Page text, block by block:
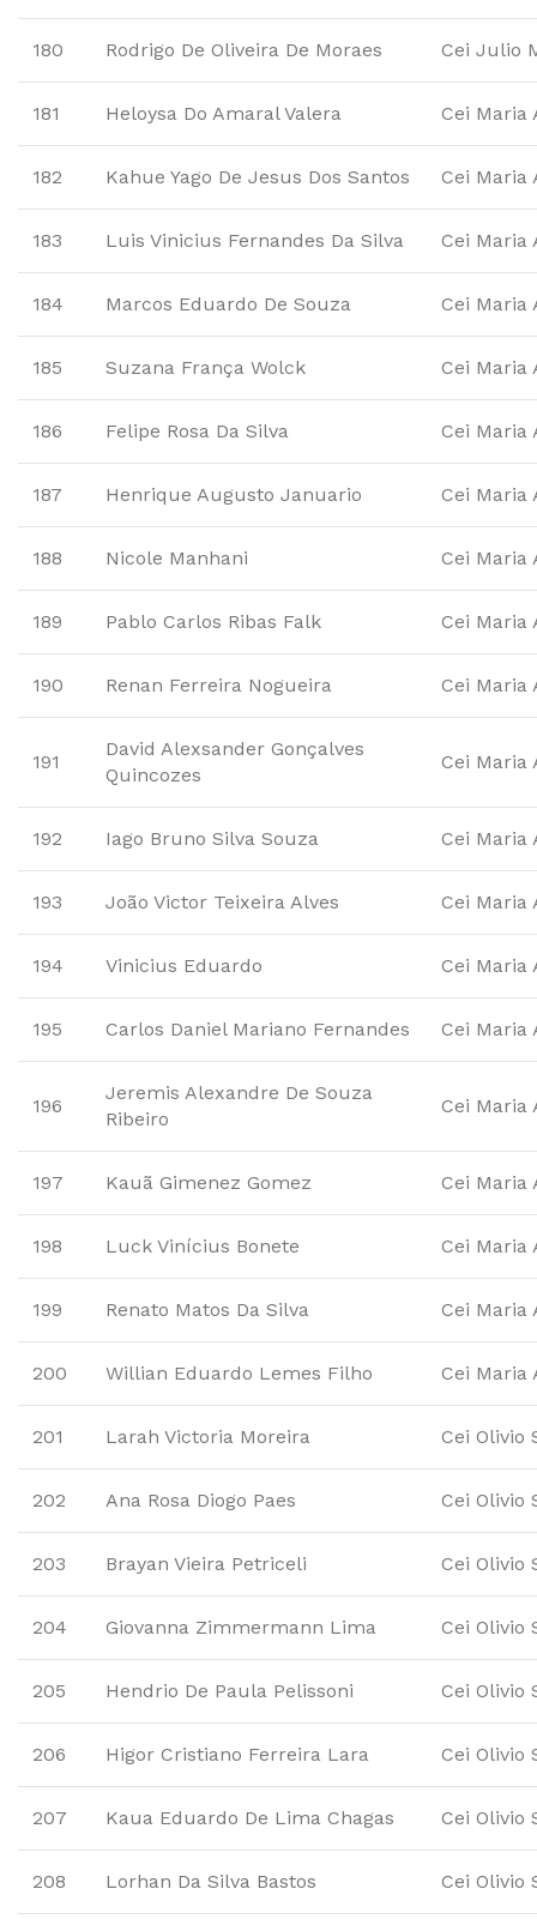
180 Rodrigo De Oliveira De Moraes Cei Julio
181 Heloysa Do Amaral Valera Cei Maria
182 Kahue Yago De Jesus Dos Santos Cei Maria
183 Luis Vinicius Fernandes Da Silva Cei Maria
184 Marcos Eduardo De Souza Cei Maria
185 Suzana França Wolck Cei Maria
186 Felipe Rosa Da Silva Cei Maria
187 Henrique Augusto Januario Cei Maria
188 Nicole Manhani Cei Maria
189 Pablo Carlos Ribas Falk Cei Maria
190 Renan Ferreira Nogueira Cei Maria
191
David Alexsander Gonçalves
Quincozes
Cei Maria
192 Iago Bruno Silva Souza Cei Maria
193 João Victor Teixeira Alves Cei Maria
194 Vinicius Eduardo Cei Maria
195 Carlos Daniel Mariano Fernandes Cei Maria
196
Jeremis Alexandre De Souza
Ribeiro
Cei Maria
197 Kauã Gimenez Gomez Cei Maria
198 Luck Vinícius Bonete Cei Maria
199 Renato Matos Da Silva Cei Maria
200 Willian Eduardo Lemes Filho Cei Maria
201 Larah Victoria Moreira Cei Olivio
202 Ana Rosa Diogo Paes Cei Olivio
203 Brayan Vieira Petriceli Cei Olivio
204 Giovanna Zimmermann Lima Cei Olivio
205 Hendrio De Paula Pelissoni Cei Olivio
206 Higor Cristiano Ferreira Lara Cei Olivio
207 Kaua Eduardo De Lima Chagas Cei Olivio
208 Lorhan Da Silva Bastos Cei Olivio